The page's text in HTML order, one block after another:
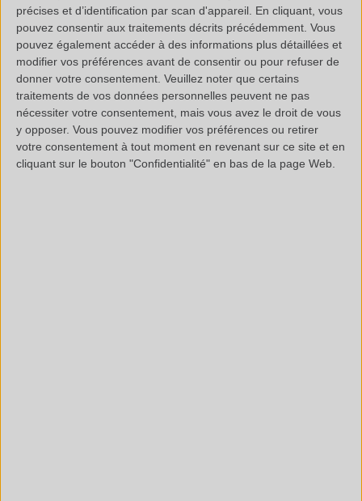
précises et d’identification par scan d'appareil. En cliquant, vous
pouvez consentir aux traitements décrits précédemment. Vous
pouvez également accéder à des informations plus détaillées et
modifier vos préférences avant de consentir ou pour refuser de
donner votre consentement. Veuillez noter que certains
traitements de vos données personnelles peuvent ne pas
nécessiter votre consentement, mais vous avez le droit de vous
y opposer. Vous pouvez modifier vos préférences ou retirer
votre consentement à tout moment en revenant sur ce site et en
cliquant sur le bouton "Confidentialité" en bas de la page Web.
AVANTAGES
Rapide & simple,
Technique non destructive,
Nécessite peu d'échantillon (quelques µg),
Pas de préparation d'échantillon,
Très sensible.